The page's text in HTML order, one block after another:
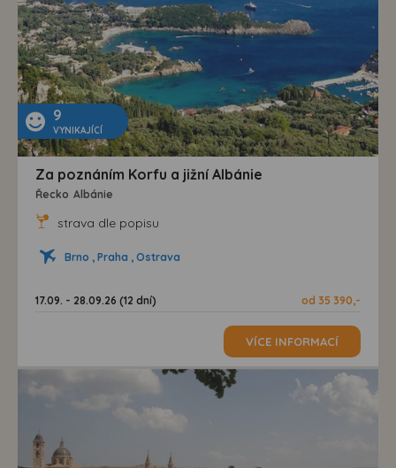
9
VYNIKAJÍCÍ
Za poznáním Korfu a jižní Albánie
Řecko Albánie
strava dle popisu
Brno , Praha , Ostrava
17.09. - 28.09.26 (12 dní) od 35 390,-
VÍCE INFORMACÍ